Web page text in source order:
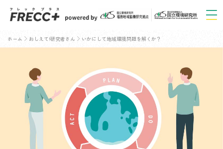
ホーム おしえて!研究者さん いかにして地域環境問題を解くか？